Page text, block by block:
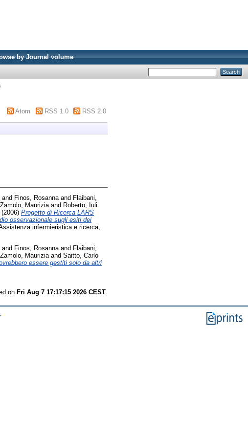
by Journal volume
Atom RSS 1.0 RSS 2.0
and Finos, Rosanna and Flaibani,
Zamolo, Maurizia and Roberto, Iuli
(2006) Progetto di Ricerca LARS
osservazionale sugli esiti dei
infermieristica e ricerca,
and Finos, Rosanna and Flaibani,
Zamolo, Maurizia and Saitto, Carlo
essere gestiti solo da altri
on Fri Aug 7 17:17:15 2026 CEST